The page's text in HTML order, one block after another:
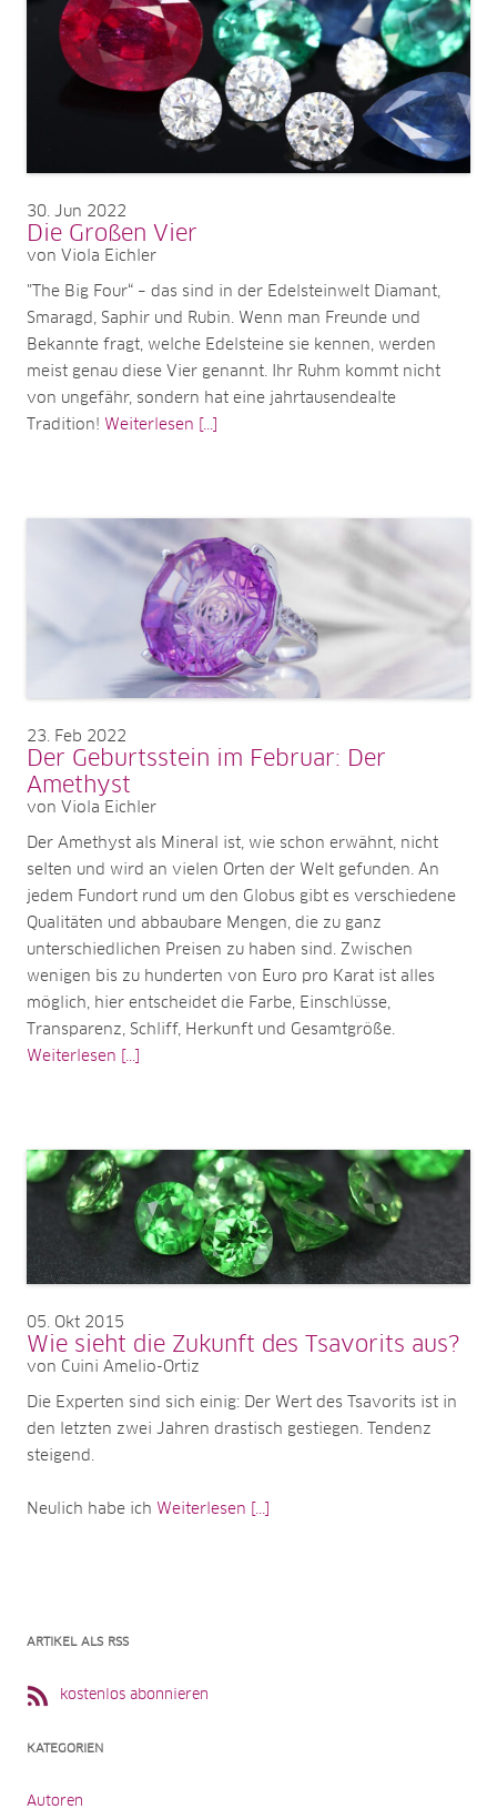
30 Jun 2022
Die Großen Vier
von Viola Eichler
"The Big Four“ – das sind in der Edelsteinwelt Diamant,
Smaragd, Saphir und Rubin. Wenn man Freunde und
Bekannte fragt, welche Edelsteine sie kennen, werden
meist genau diese Vier genannt. Ihr Ruhm kommt nicht
von ungefähr, sondern hat eine jahrtausendealte
Tradition! Weiterlesen [...]
23 Feb 2022
Der Geburtsstein im Februar: Der
Amethyst
von Viola Eichler
Der Amethyst als Mineral ist, wie schon erwähnt, nicht
selten und wird an vielen Orten der Welt gefunden. An
jedem Fundort rund um den Globus gibt es verschiedene
Qualitäten und abbaubare Mengen, die zu ganz
unterschiedlichen Preisen zu haben sind. Zwischen
wenigen bis zu hunderten von Euro pro Karat ist alles
möglich, hier entscheidet die Farbe, Einschlüsse,
Transparenz, Schliff, Herkunft und Gesamtgröße.
Weiterlesen [...]
05 Okt 2015
Wie sieht die Zukunft des Tsavorits aus?
von Cuini Amelio-Ortiz
Die Experten sind sich einig: Der Wert des Tsavorits ist in
den letzten zwei Jahren drastisch gestiegen. Tendenz
steigend.
Neulich habe ich Weiterlesen [...]
ARTIKEL ALS RSS
kostenlos abonnieren
KATEGORIEN
Autoren